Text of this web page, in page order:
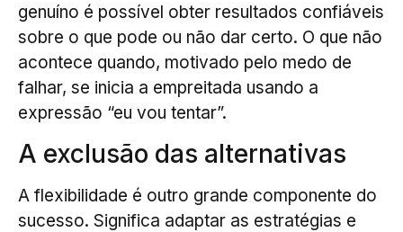
genuíno é possível obter resultados confiáveis
sobre o que pode ou não dar certo. O que não
acontece quando, motivado pelo medo de
falhar, se inicia a empreitada usando a
expressão “eu vou tentar”.
A exclusão das alternativas
A flexibilidade é outro grande componente do
sucesso. Significa adaptar as estratégias e